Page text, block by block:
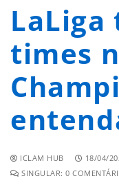
LaLiga
times
ICLAM HUB 18/04/
SINGULAR: 0